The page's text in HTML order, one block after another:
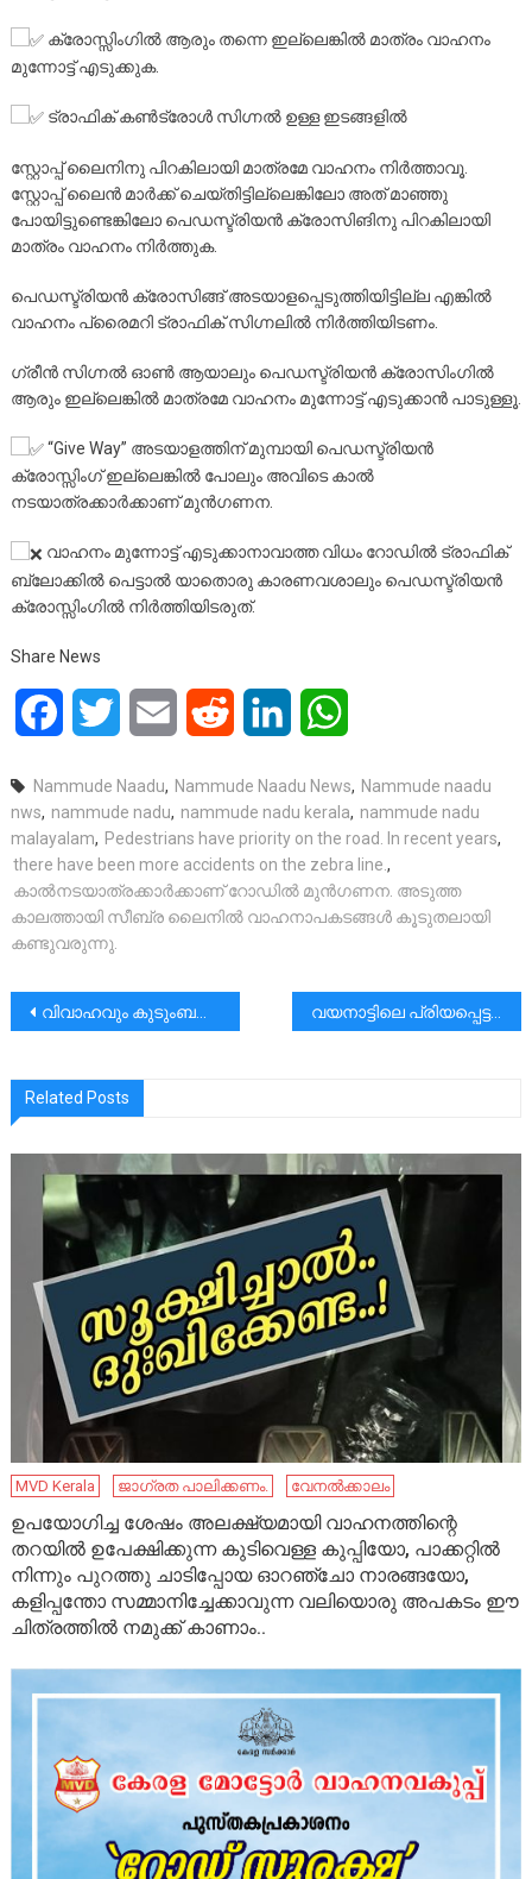
ക്രോസ്സിംഗിൽ ആരും തന്നെ ഇല്ലെങ്കിൽ മാത്രം വാഹനം
മുന്നോട്ട് എടുക്കുക.
ട്രാഫിക് കൺട്രോൾ സിഗ്നൽ ഉള്ള ഇടങ്ങളിൽ
സ്റ്റോപ്പ് ലൈനിനു പിറകിലായി മാത്രമേ വാഹനം നിർത്താവൂ.
സ്റ്റോപ്പ് ലൈൻ മാർക്ക് ചെയ്തിട്ടില്ലെങ്കിലോ അത് മാഞ്ഞു
പോയിട്ടുണ്ടെങ്കിലോ പെഡസ്ട്രിയൻ ക്രോസിങിനു പിറകിലായി
മാത്രം വാഹനം നിർത്തുക.
പെഡസ്ട്രിയൻ ക്രോസിങ്ങ് അടയാളപ്പെടുത്തിയിട്ടില്ല എങ്കിൽ
വാഹനം പ്രൈമറി ട്രാഫിക് സിഗ്നലിൽ നിർത്തിയിടണം.
ഗ്രീൻ സിഗ്നൽ ഓൺ ആയാലും പെഡസ്ട്രിയൻ ക്രോസിംഗിൽ
ആരും ഇല്ലെങ്കിൽ മാത്രമേ വാഹനം മുന്നോട്ട് എടുക്കാൻ പാടുള്ളൂ.
“Give Way” അടയാളത്തിന് മുമ്പായി പെഡസ്ട്രിയൻ
ക്രോസ്സിംഗ് ഇല്ലെങ്കിൽ പോലും അവിടെ കാൽ
നടയാത്രക്കാർക്കാണ് മുൻഗണന.
വാഹനം മുന്നോട്ട് എടുക്കാനാവാത്ത വിധം റോഡിൽ ട്രാഫിക്
ബ്ലോക്കിൽ പെട്ടാൽ യാതൊരു കാരണവശാലും പെഡസ്ട്രിയൻ
ക്രോസ്സിംഗിൽ നിർത്തിയിടരുത്.
Share News
FacebookTwitter Email Reddit LinkedIn
Nammude Naadu, Nammude Naadu News, Nammude naadu
nws, nammude nadu, nammude nadu kerala, nammude nadu
malayalam, Pedestrians have priority on the road. In recent years,
there have been more accidents on the zebra line. ,
കാൽനടയാത്രക്കാർക്കാണ് റോഡിൽ മുൻഗണന. അടുത്ത
കാലത്തായി സീബ്ര ലൈനിൽ വാഹനാപകടങ്ങൾ കൂടുതലായി
കണ്ടുവരുന്നു.
പോസ്റ്റുകളിലൂടെ
വിവാഹവും കുടുംബവും! |ബെത്-ലെഹം ഹാൻഡ്-ബുക്ക് – 3 വയനാട്ടിലെ പ്രിയപ്പെട്ടവരുടെ തീരാ ദുഃഖം രചനയായി , ഈണമായി, സ്വരമായി. പ്രാർഥനയോടെ നിങ്ങളുടെ മുൻപിൽ സമർപ്പിച്ചുകൊണ്ട് ആ ദുഃഖത്തിൽ പങ്കുചേരുന്നു
Related Posts
MVD Kerala ജാഗ്രത പാലിക്കണം. വേനൽക്കാലം
ഉപയോഗിച്ച ശേഷം അലക്ഷ്യമായി വാഹനത്തിന്റെ
തറയിൽ ഉപേക്ഷിക്കുന്ന കുടിവെള്ള കുപ്പിയോ, പാക്കറ്റിൽ
നിന്നും പുറത്തു ചാടിപ്പോയ ഓറഞ്ചോ നാരങ്ങയോ,
കളിപ്പന്തോ സമ്മാനിച്ചേക്കാവുന്ന വലിയൊരു അപകടം ഈ
ചിത്രത്തിൽ നമുക്ക് കാണാം..